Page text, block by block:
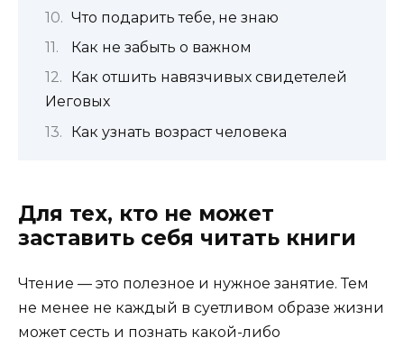
Что подарить тебе, не знаю
Как не забыть о важном
Как отшить навязчивых свидетелей
Иеговых
Как узнать возраст человека
Для тех, кто не может
заставить себя читать книги
Чтение — это полезное и нужное занятие. Тем
не менее не каждый в суетливом образе жизни
может сесть и познать какой-либо